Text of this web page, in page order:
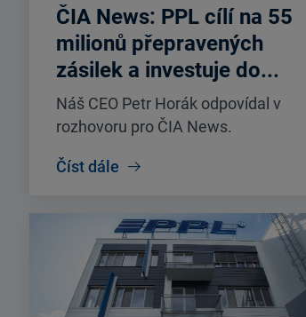
ČIA News: PPL cílí na 55
milionů přepravených
zásilek a investuje do...
Náš CEO Petr Horák odpovídal v
rozhovoru pro ČIA News.
Číst dále